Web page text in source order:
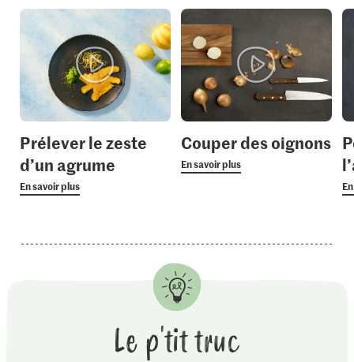
Prélever le zeste
d’un agrume
En savoir plus
Couper des oignons
En savoir plus
Le p'tit truc